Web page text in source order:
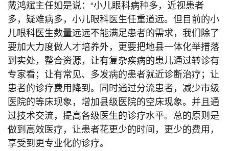
戴鸿斌主任如是说：“小儿眼科病种多，近视患者
多，疑难病多，小儿眼科医生任重道远。但目前的小
儿眼科医生数量远远不能满足患者的需求，我们除了
要加大力度做人才培养外，更要把地县一体化举措落
到实处，整合资源，让有复杂疾病的患儿通过转诊有
专家看；让有常见、多发病的患者就近诊断治疗；让
患者的诊疗费用降到。同时通过分流患者，减少市级
医院的等床现象，增加县级医院的空床现象。并且通
过技术交流，提高各级医生的诊疗水平。总的原则是
做到高效医疗，让患者花更少的时间，更少的费用，
享受到更专业化的诊疗。